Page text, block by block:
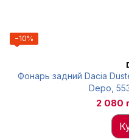
−10%
Фонарь задний Dacia
Depo,
2 080